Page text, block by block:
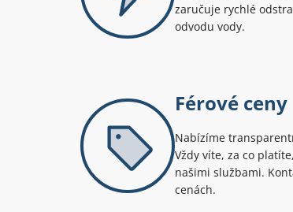
zaručuje rychlé
odvodu vody.
Férové ceny
Nabízíme
Vždy víte, za co
našimi službami.
cenách.